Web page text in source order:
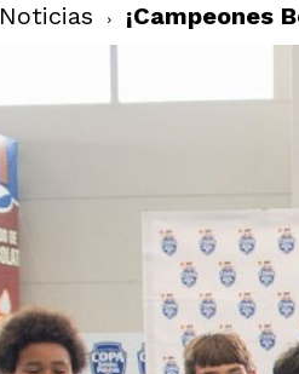
Noticias ¡Campeones